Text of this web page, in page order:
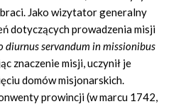
Jako wizytator generalny
dotyczących prowadzenia misji
diurnus servandum in missionibus
znaczenie misji, uczynił je
domów misjonarskich.
prowincji (w marcu 1742,